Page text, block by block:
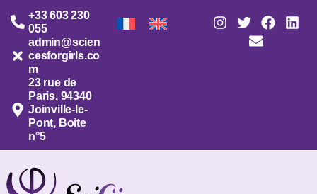
+33 603 230
055
admin@scien
cesforgirls.co
m
23 rue de
Paris, 94340
Joinville-le-
Pont, Boite
n°5